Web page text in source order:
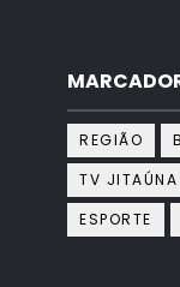
REGIÃO
TV JITAÚNA
ESPORTE